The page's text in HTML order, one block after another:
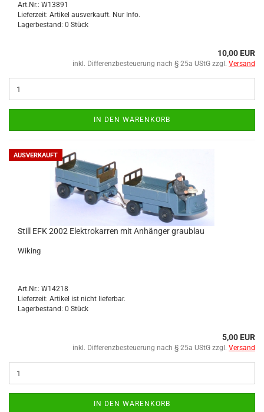
Art.Nr.: W13891
Lieferzeit: Artikel ausverkauft. Nur Info.
Lagerbestand: 0 Stück
10,00 EUR
inkl. Differenzbesteuerung nach § 25a UStG zzgl. Versand
IN DEN WARENKORB
AUSVERKAUFT
Still EFK 2002 Elek­tro­kar­ren mit An­hän­ger grau­blau
Wi­king
Art.Nr.: W14218
Lieferzeit: Artikel ist nicht lieferbar.
Lagerbestand: 0 Stück
5,00 EUR
inkl. Differenzbesteuerung nach § 25a UStG zzgl. Versand
IN DEN WARENKORB